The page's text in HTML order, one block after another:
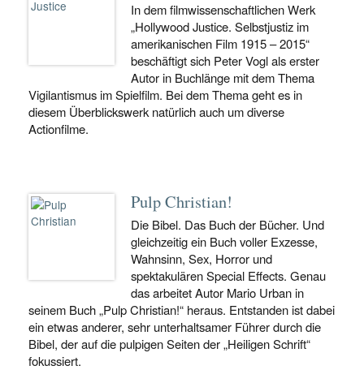
In dem filmwissenschaftlichen Werk
„Hollywood Justice. Selbstjustiz im
amerikanischen Film 1915 – 2015“
beschäftigt sich Peter Vogl als erster
Autor in Buchlänge mit dem Thema
Vigilantismus im Spielfilm. Bei dem Thema geht es in
diesem Überblickswerk natürlich auch um diverse
Actionfilme.
Pulp Christian!
Die Bibel. Das Buch der Bücher. Und
gleichzeitig ein Buch voller Exzesse,
Wahnsinn, Sex, Horror und
spektakulären Special Effects. Genau
das arbeitet Autor Mario Urban in
seinem Buch „Pulp Christian!“ heraus. Entstanden ist dabei
ein etwas anderer, sehr unterhaltsamer Führer durch die
Bibel, der auf die pulpigen Seiten der „Heiligen Schrift“
fokussiert.